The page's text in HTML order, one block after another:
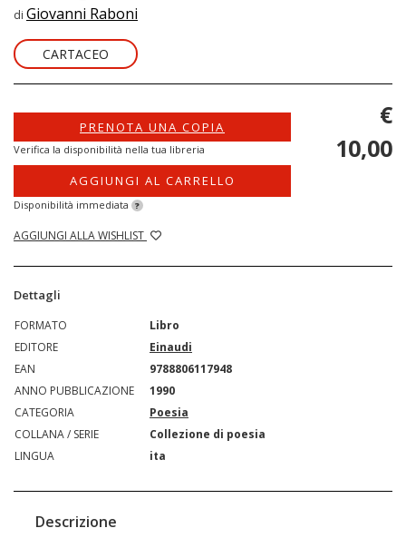
di Giovanni Raboni
CARTACEO
PRENOTA UNA COPIA
Verifica la disponibilità nella tua libreria
AGGIUNGI AL CARRELLO
Disponibilità immediata ?
AGGIUNGI ALLA WISHLIST
€
10,00
Dettagli
FORMATO
Libro
EDITORE
Einaudi
EAN
9788806117948
ANNO PUBBLICAZIONE
1990
CATEGORIA
Poesia
COLLANA / SERIE
Collezione di poesia
LINGUA
ita
Descrizione